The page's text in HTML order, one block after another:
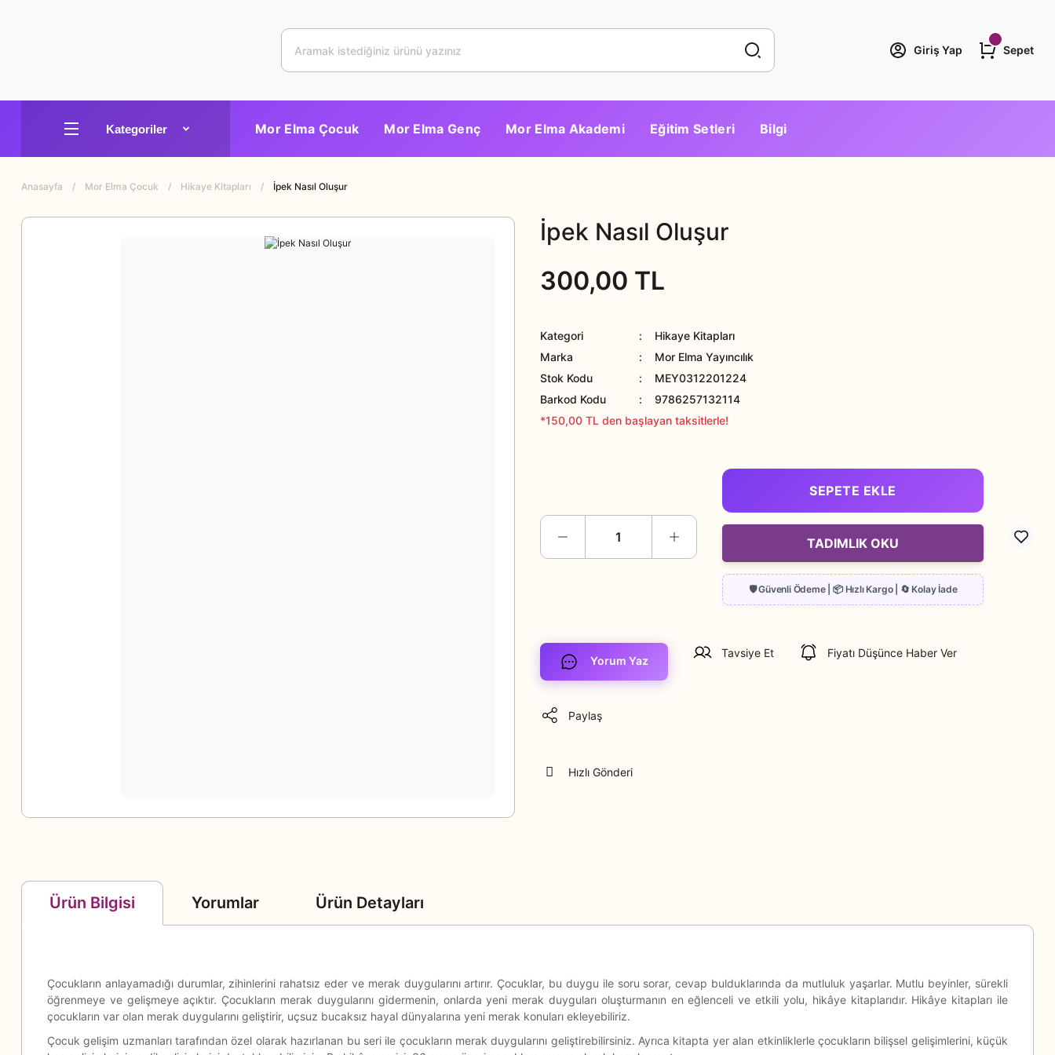
Giriş Yap Sepet
Mor Elma Çocuk Mor Elma Genç Mor Elma Akademi Eğitim Setleri Bilgi
Anasayfa Mor Elma Çocuk Hikaye Kitapları İpek Nasıl Oluşur
İpek Nasıl Oluşur
300,00 TL
Kategori
Hikaye Kitapları
Marka
Mor Elma Yayıncılık
Stok Kodu
MEY0312201224
Barkod Kodu
9786257132114
*150,00 TL den başlayan taksitlerle!
SEPETE EKLE
TADIMLIK OKU
Yorum Yaz
Tavsiye Et Fiyatı Düşünce Haber Ver
Paylaş
Hızlı Gönderi
Ürün Bilgisi Yorumlar Ürün Detayları
Çocukların anlayamadığı durumlar, zihinlerini rahatsız eder ve merak duygularını artırır. Çocuklar, bu duygu ile soru sorar, cevap bulduklarında da mutluluk yaşarlar. Mutlu beyinler, sürekli
öğrenmeye ve gelişmeye açıktır. Çocukların merak duygularını gidermenin, onlarda yeni merak duyguları oluşturmanın en eğlenceli ve etkili yolu, hikâye kitaplarıdır. Hikâye kitapları ile
çocukların var olan merak duygularını geliştirir, uçsuz bucaksız hayal dünyalarına yeni merak konuları ekleyebiliriz.
Çocuk gelişim uzmanları tarafından özel olarak hazırlanan bu seri ile çocukların merak duygularını geliştirebilirsiniz. Ayrıca kitapta yer alan etkinliklerle çocukların bilişsel gelişimlerini, küçük